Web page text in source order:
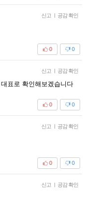
신고 | 공감 확인
0
0
신고 | 공감 확인
표로 확인해보겠습니다
0
0
신고 | 공감 확인
0
0
신고 | 공감 확인